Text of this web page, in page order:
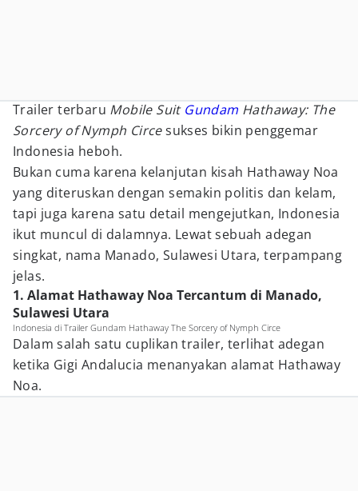
Trailer terbaru Mobile Suit Gundam Hathaway: The
Sorcery of Nymph Circesukses bikin penggemar
Indonesia heboh.
Bukan cuma karena kelanjutan kisah Hathaway Noa
yang diteruskan dengan semakin politis dan kelam,
tapi juga karena satu detail mengejutkan, Indonesia
ikut muncul di dalamnya. Lewat sebuah adegan
singkat, nama Manado, Sulawesi Utara, terpampang
jelas.
1. Alamat Hathaway Noa Tercantum di Manado,
Sulawesi Utara
Indonesia di Trailer Gundam Hathaway The Sorcery of Nymph Circe
Dalam salah satu cuplikan trailer, terlihat adegan
ketika Gigi Andalucia menanyakan alamat Hathaway
Noa.